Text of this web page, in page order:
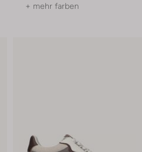
+ mehr farben